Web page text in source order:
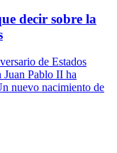
decir sobre la
de Estados
Pablo II ha
nuevo nacimiento de